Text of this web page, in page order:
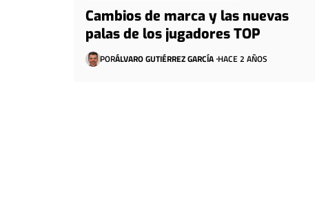
Cambios de marca y las nuevas
palas de los jugadores TOP
PORÁLVARO GUTIÉRREZ GARCÍA HACE 2 AÑOS